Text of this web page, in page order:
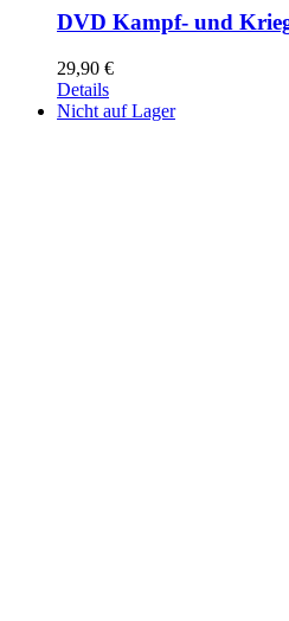
DVD Kampf- und
29,90 €
Details
Nicht auf Lager